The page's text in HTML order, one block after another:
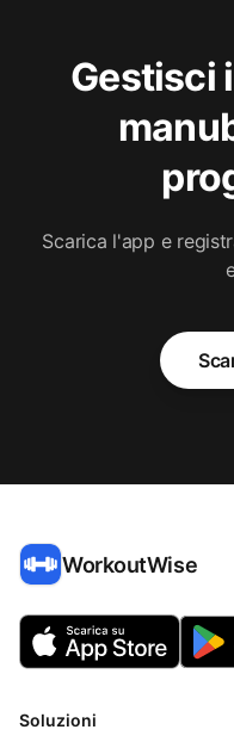
Gestisci
Scarica l'app e
WorkoutWise
Soluzioni